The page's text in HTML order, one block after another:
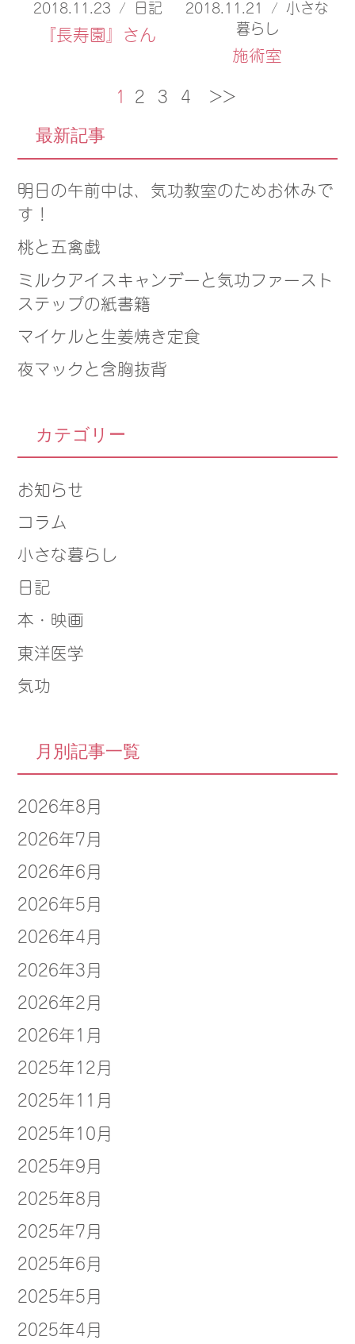
2018.11.23 / 日記
『長寿園』さん
2018.11.21 / 小さな
暮らし
施術室
1
2 3 4 >>
最新記事
明日の午前中は、気功教室のためお休みで
す！
桃と五禽戯
ミルクアイスキャンデーと気功ファースト
ステップの紙書籍
マイケルと生姜焼き定食
夜マックと含胸抜背
カテゴリー
お知らせ
コラム
小さな暮らし
日記
本・映画
東洋医学
気功
月別記事一覧
2026年8月
2026年7月
2026年6月
2026年5月
2026年4月
2026年3月
2026年2月
2026年1月
2025年12月
2025年11月
2025年10月
2025年9月
2025年8月
2025年7月
2025年6月
2025年5月
2025年4月